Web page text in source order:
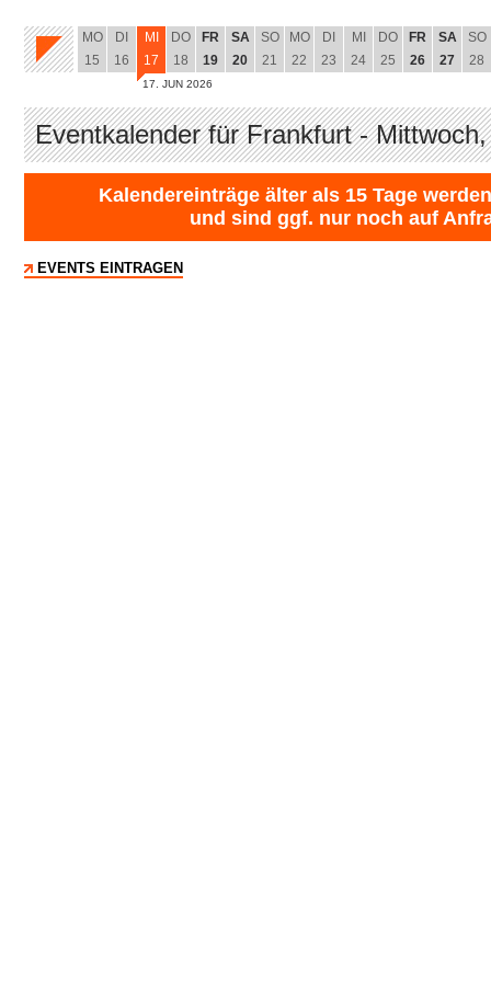
MO
15
DI
16
MI
17
17. JUN 2026
DO
18
FR
19
SA
20
SO
21
MO
22
DI
23
MI
24
DO
25
FR
26
SA
27
SO
28
Eventkalender für Frankfurt -
Kalendereinträge älter als 15 Tage
und sind ggf. nur noch auf
EVENTS EINTRAGEN